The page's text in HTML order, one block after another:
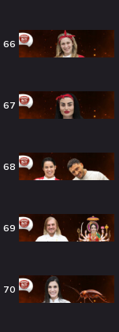
66
67
68
69
70